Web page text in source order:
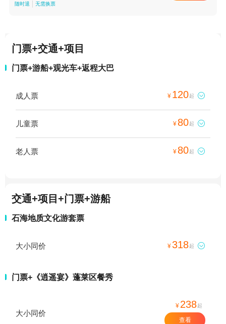
随时退 无需换票
门票+交通+项目
门票+游船+观光车+返程大巴
成人票 ¥ 120起 
儿童票 ¥ 80起 
老人票 ¥ 80起 
交通+项目+门票+游船
石海地质文化游套票
大小同价 ¥318起 
门票+《逍遥宴》蓬莱区餐秀
大小同价
¥ 238起
查看